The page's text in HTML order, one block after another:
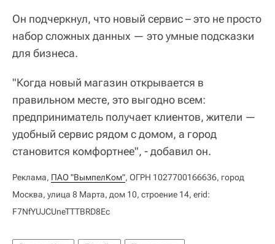
Он подчеркнул, что новый сервис – это не просто
набор сложных данных — это умные подсказки
для бизнеса.
"Когда новый магазин открывается в
правильном месте, это выгодно всем:
предприниматель получает клиентов, жители —
удобный сервис рядом с домом, а город
становится комфортнее", - добавил он.
Реклама, ПАО "ВымпелКом", ОГРН 1027700166636, город
Москва, улица 8 Марта, дом 10, строение 14, erid:
F7NfYUJCUneTTTBRD8Ec